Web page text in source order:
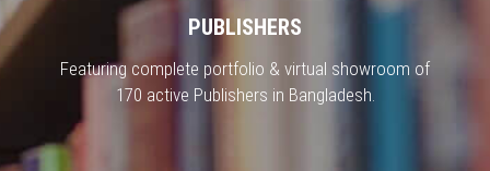
PUBLISHERS
Featuring complete portfolio & virtual showroom of
170 active Publishers in Bangladesh.